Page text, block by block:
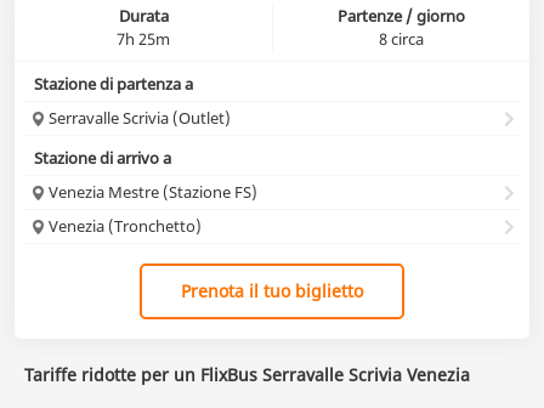
Durata
Partenze / giorno
7h 25m
8 circa
Stazione di partenza a
Serravalle Scrivia (Outlet)
Stazione di arrivo a
Venezia Mestre (Stazione FS)
Venezia (Tronchetto)
Prenota il tuo biglietto
Tariffe ridotte per un FlixBus Serravalle Scrivia Venezia